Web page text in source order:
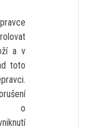
a v
toto
o